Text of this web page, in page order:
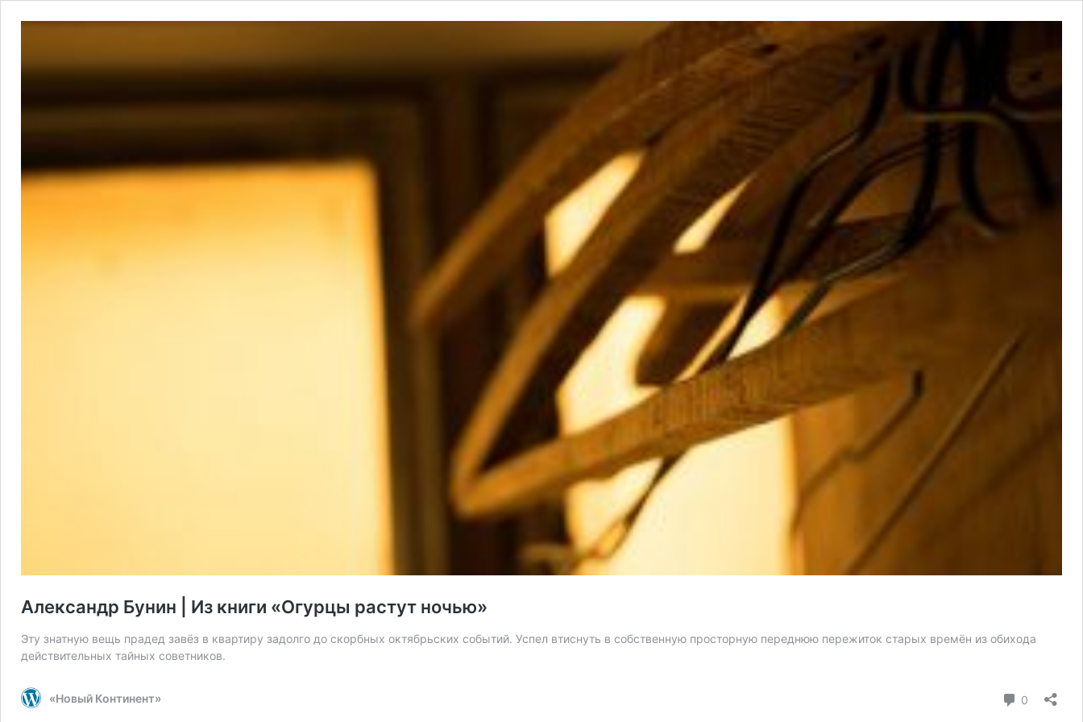
Александр Бунин | Из книги «Огурцы растут ночью»
Эту знатную вещь прадед завёз в квартиру задолго до скорбных октябрьских событий. Успел втиснуть в собственную просторную переднюю пережиток старых времён из обихода
действительных тайных советников.
«Новый Континент» 0